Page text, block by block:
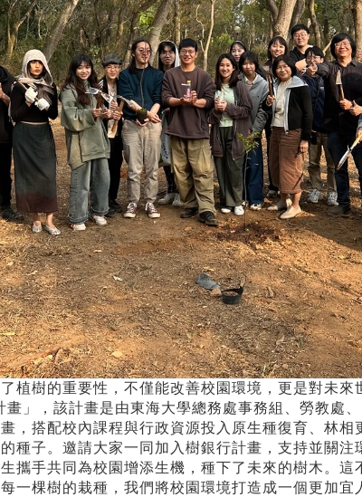
植樹的重要性，不僅能改善校園環境，更是對未
畫」，該計畫是由東海大學總務處事務組、勞教處
，搭配校內課程與行政資源投入原生種復育、林
種子。邀請大家一同加入樹銀行計畫，支持並關注
攜手共同為校園增添生機，種下了未來的樹木。
一棵樹的栽種，我們將校園環境打造成一個更加宜